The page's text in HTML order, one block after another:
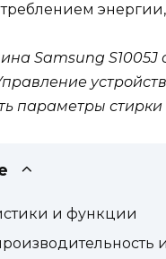
Samsung S1005J
параметры
и функции